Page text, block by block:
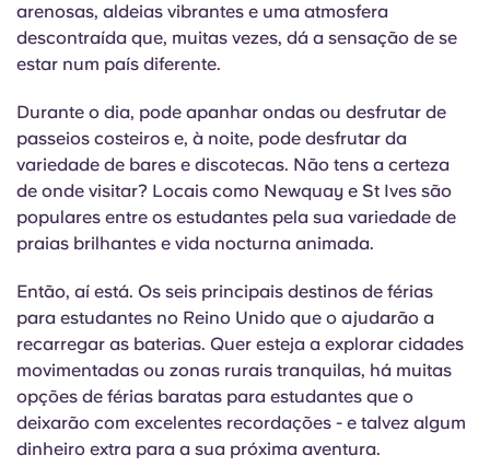
arenosas, aldeias vibrantes e uma atmosfera
descontraída que, muitas vezes, dá a sensação de se
estar num país diferente.
Durante o dia, pode apanhar ondas ou desfrutar de
passeios costeiros e, à noite, pode desfrutar da
variedade de bares e discotecas. Não tens a certeza
de onde visitar? Locais como Newquay e St Ives são
populares entre os estudantes pela sua variedade de
praias brilhantes e vida nocturna animada.
Então, aí está. Os seis principais destinos de férias
para estudantes no Reino Unido que o ajudarão a
recarregar as baterias. Quer esteja a explorar cidades
movimentadas ou zonas rurais tranquilas, há muitas
opções de férias baratas para estudantes que o
deixarão com excelentes recordações - e talvez algum
dinheiro extra para a sua próxima aventura.